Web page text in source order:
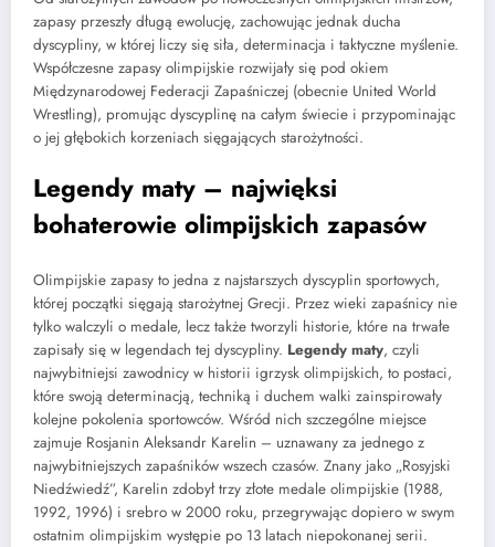
zapasy przeszły długą ewolucję, zachowując jednak ducha
dyscypliny, w której liczy się siła, determinacja i taktyczne myślenie.
Współczesne zapasy olimpijskie rozwijały się pod okiem
Międzynarodowej Federacji Zapaśniczej (obecnie United World
Wrestling), promując dyscyplinę na całym świecie i przypominając
o jej głębokich korzeniach sięgających starożytności.
Legendy maty – najwięksi
bohaterowie olimpijskich zapasów
Olimpijskie zapasy to jedna z najstarszych dyscyplin sportowych,
której początki sięgają starożytnej Grecji. Przez wieki zapaśnicy nie
tylko walczyli o medale, lecz także tworzyli historie, które na trwałe
zapisały się w legendach tej dyscypliny. Legendy maty, czyli
najwybitniejsi zawodnicy w historii igrzysk olimpijskich, to postaci,
które swoją determinacją, techniką i duchem walki zainspirowały
kolejne pokolenia sportowców. Wśród nich szczególne miejsce
zajmuje Rosjanin Aleksandr Karelin – uznawany za jednego z
najwybitniejszych zapaśników wszech czasów. Znany jako „Rosyjski
Niedźwiedź”, Karelin zdobył trzy złote medale olimpijskie (1988,
1992, 1996) i srebro w 2000 roku, przegrywając dopiero w swym
ostatnim olimpijskim występie po 13 latach niepokonanej serii.